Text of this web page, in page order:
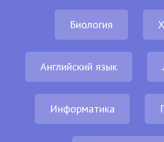
Биология
Английский язык
Информатика